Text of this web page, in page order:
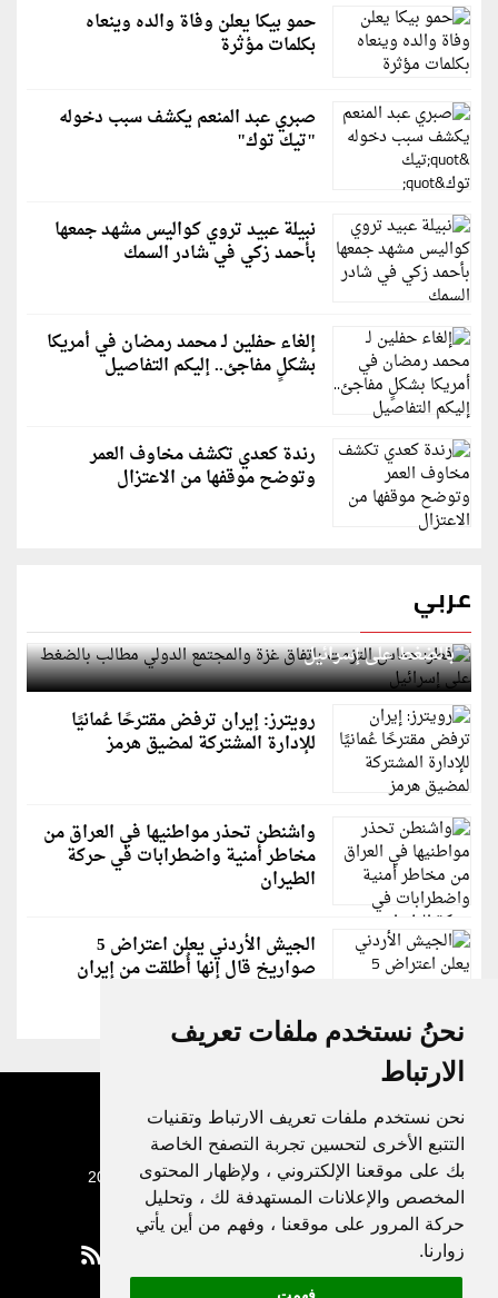
نحنُ نستخدم ملفات تعريف
الارتباط
نحن نستخدم ملفات تعريف الارتباط وتقنيات
التتبع الأخرى لتحسين تجربة التصفح الخاصة
بك على موقعنا الإلكتروني ، ولإظهار المحتوى
المخصص والإعلانات المستهدفة لك ، وتحليل
حركة المرور على موقعنا ، وفهم من أين يأتي
زوارنا.
فهمت
حمو بيكا يعلن وفاة والده وينعاه
بكلمات مؤثرة
صبري عبد المنعم يكشف سبب دخوله
"تيك توك"
نبيلة عبيد تروي كواليس مشهد جمعها
بأحمد زكي في شادر السمك
إلغاء حفلين لـ محمد رمضان في أمريكا
بشكلٍ مفاجئ.. إليكم التفاصيل
رندة كعدي تكشف مخاوف العمر
وتوضح موقفها من الاعتزال
عربي
قطر: حماس التزمت باتفاق غزة والمجتمع الدولي مطالب
بالضغط على إسرائيل
رويترز: إيران ترفض مقترحًا عُمانيًا
للإدارة المشتركة لمضيق هرمز
واشنطن تحذر مواطنيها في العراق من
مخاطر أمنية واضطرابات في حركة
الطيران
الجيش الأردني يعلن اعتراض 5
صواريخ قال إنها أُطلقت من إيران
جميع الحقوق محفوظة لدنيا الوطن © 2003 - 2022